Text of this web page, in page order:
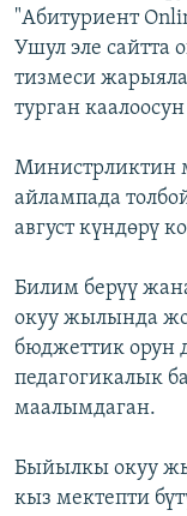
"Абитуриент
Ушул эле сайтта
тизмеси
турган
Министрликтин
айлампада
август күндөрү
Билим берүү
окуу жылында
бюджеттик орун
педагогикалык
маалымдаган.
Быйылкы окуу
кыз мектепти